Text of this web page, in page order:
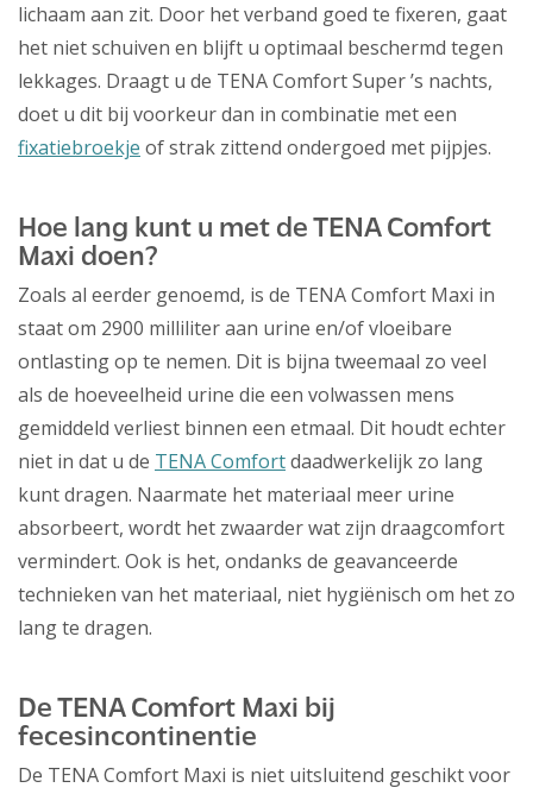
lichaam aan zit. Door het verband goed te fixeren, gaat
het niet schuiven en blijft u optimaal beschermd tegen
lekkages. Draagt u de TENA Comfort Super ’s nachts,
doet u dit bij voorkeur dan in combinatie met een
fixatiebroekje of strak zittend ondergoed met pijpjes.
Hoe lang kunt u met de TENA Comfort
Maxi doen?
Zoals al eerder genoemd, is de TENA Comfort Maxi in
staat om 2900 milliliter aan urine en/of vloeibare
ontlasting op te nemen. Dit is bijna tweemaal zo veel
als de hoeveelheid urine die een volwassen mens
gemiddeld verliest binnen een etmaal. Dit houdt echter
niet in dat u de TENA Comfortdaadwerkelijk zo lang
kunt dragen. Naarmate het materiaal meer urine
absorbeert, wordt het zwaarder wat zijn draagcomfort
vermindert. Ook is het, ondanks de geavanceerde
technieken van het materiaal, niet hygiënisch om het zo
lang te dragen.
De TENA Comfort Maxi bij
fecesincontinentie
De TENA Comfort Maxi is niet uitsluitend geschikt voor